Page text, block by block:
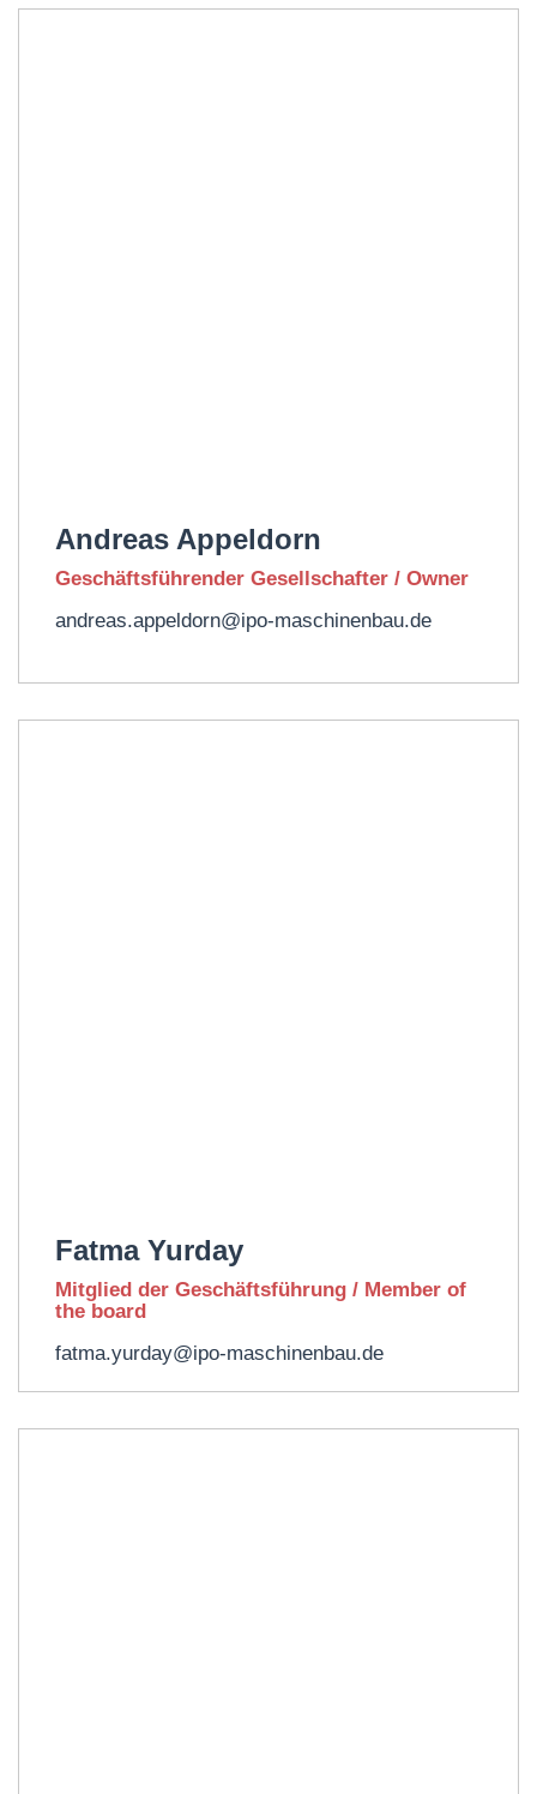
Andreas Appeldorn​
Geschäftsführender Gesellschafter​ / Owner
andreas.appeldorn@ipo-maschinenbau.de
Fatma Yurday​
Mitglied der Geschäftsführung / Member of
the board
fatma.yurday@ipo-maschinenbau.de